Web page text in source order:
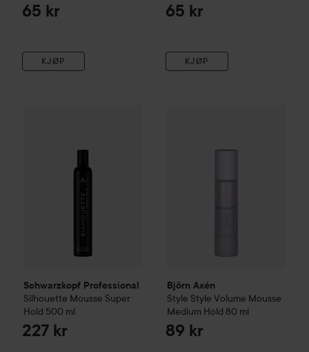
65 kr
KJØP
65 kr
KJØP
Schwarzkopf Professional
Silhouette Mousse Super
Hold 500 ml
227 kr
Björn Axén
Style Style Volume Mousse
Medium Hold 80 ml
89 kr